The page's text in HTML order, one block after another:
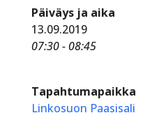
Päiväys ja aika
13.09.2019
07:30 - 08:45
Tapahtumapaikka
Linkosuon Paasisali